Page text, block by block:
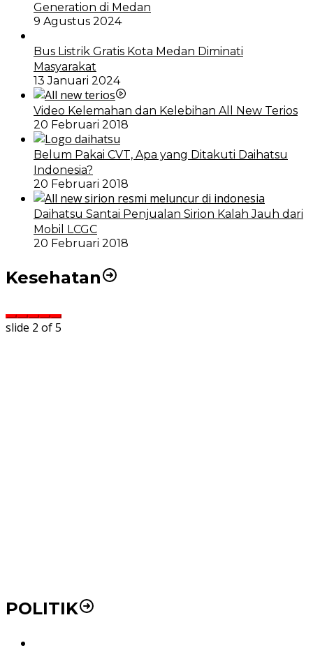
Generation di Medan
9 Agustus 2024
Bus Listrik Gratis Kota Medan Diminati
Masyarakat
13 Januari 2024
Video Kelemahan dan Kelebihan All New Terios
20 Februari 2018
Belum Pakai CVT, Apa yang Ditakuti Daihatsu
Indonesia?
20 Februari 2018
Daihatsu Santai Penjualan Sirion Kalah Jauh dari
Mobil LCGC
20 Februari 2018
Kesehatan
slide 2 of 5
POLITIK